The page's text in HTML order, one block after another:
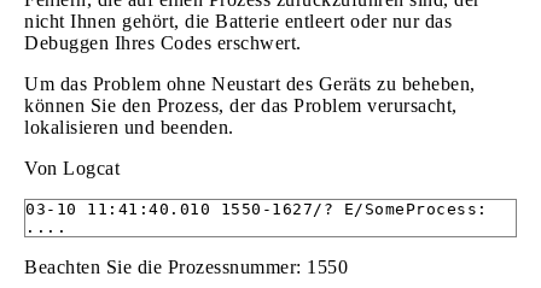
nicht Ihnen gehört, die Batterie entleert oder nur das
Debuggen Ihres Codes erschwert.
Um das Problem ohne Neustart des Geräts zu beheben,
können Sie den Prozess, der das Problem verursacht,
lokalisieren und beenden.
Von Logcat
03-10 11:41:40.010 1550-1627/? E/SomeProcess:
....
Beachten Sie die Prozessnummer: 1550